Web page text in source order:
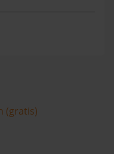
(gratis)